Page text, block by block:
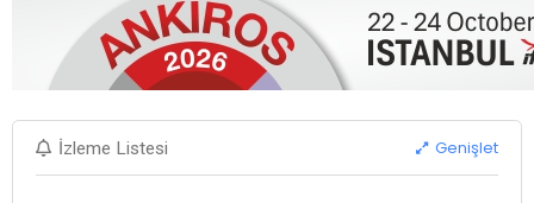
İzleme Listesi Genişlet